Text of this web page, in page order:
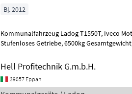
Bj. 2012
Kommunalfahrzeug Ladog T1550T, Iveco Motor mit 122PS,
Stufenloses Getriebe, 6500kg Gesamtgewicht, ca. 79.900km, mit
Hell Profitechnik G.m.b.H.
39057 Eppan